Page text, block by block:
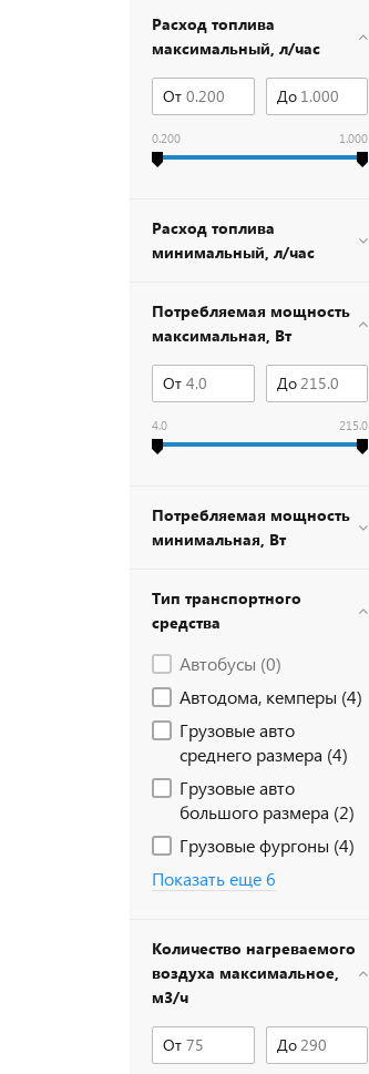
Расход топлива
максимальный, л/час
От До
0.200 1.000
Расход топлива
минимальный, л/час
Потребляемая мощность
максимальная, Вт
От До
4.0 215.0
Потребляемая мощность
минимальная, Вт
Тип транспортного
средства
Автобусы (0)
Автодома, кемперы (4)
Грузовые авто
среднего размера (4)
Грузовые авто
большого размера (2)
Грузовые фургоны (4)
Показать еще 6
Количество нагреваемого
воздуха максимальное,
м3/ч
От До